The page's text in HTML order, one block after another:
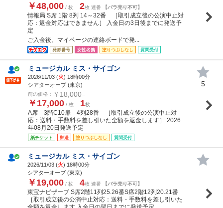
￥48,000 / 枚 2枚 連番 【バラ売り不可】
情報局 S席 1階 8列 14～32番 ［取引成立後の公演中止対
応：返金対応はできません］ 入金日の3日後までに発送予
定
ご入金後、マイページの連絡ボードで発...
発券番号 女性名義 塗りつぶしなし 質問受付
ミュージカル ミス・サイゴン
2026/11/03 (火) 18時00分
シアターオーブ (東京)
前の価格： ￥18,000
￥17,000 / 枚 1枚
A席 3階C10扉 4列28番 ［取引成立後の公演中止対
応：送料・手数料を差し引いた全額を返金します］ 2026
年08月20日発送予定
紙チケット 郵送 塗りつぶしなし 質問受付
5
ミュージカル ミス・サイゴン
2026/11/03 (火) 18時00分
シアターオーブ (東京)
￥19,000 / 枚 4枚 連番 【バラ売り不可】
東宝ナビザーブ S席2階11列25.26番S席2階12列20.21番
［取引成立後の公演中止対応：送料・手数料を差し引いた